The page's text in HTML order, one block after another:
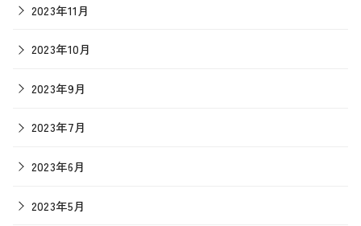
2023年11月
2023年10月
2023年9月
2023年7月
2023年6月
2023年5月